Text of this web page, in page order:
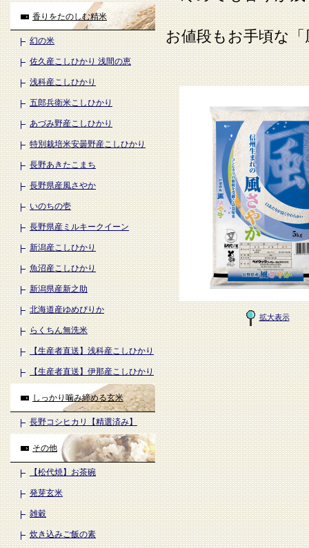
香りをたのしむ精米
幻の米
佐久産こしひかり 浅間の恵
浅科産こしひかり
五郎兵衛米こしひかり
あづみ野産こしひかり
特別栽培米安曇野産こしひかり
長野あきたこまち
長野県産風さやか
いのちの壱
長野県産ミルキークイーン
新潟産こしひかり
魚沼産こしひかり
新潟県産新之助
北海道産ゆめぴりか
らくちん無洗米
【生産者直送】浅科産こしひかり
【生産者直送】伊那産こしひかり
しっかり噛み締める玄米
長野コシヒカリ【精選済み】
その他
【松代焼】お茶碗
発芽玄米
雑穀
炊き込みご飯の素
お値段もお手頃な
拡大表示